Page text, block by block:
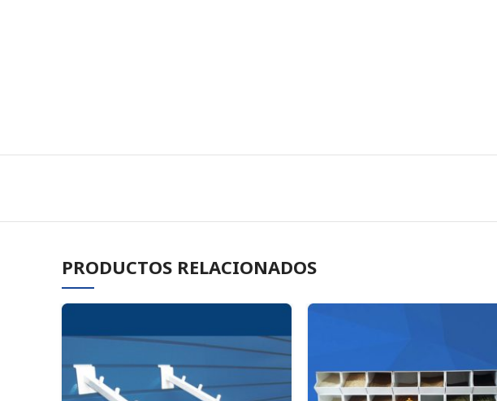
PRODUCTOS RELACIONADOS